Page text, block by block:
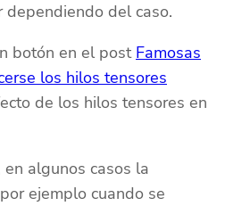
dependiendo del caso.
botón en el post Famosas
los hilos tensores
de los hilos tensores en
algunos casos la
ejemplo cuando se